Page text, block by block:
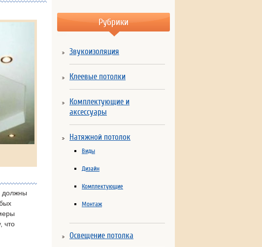
должны
что
Рубрики
Звукоизоляция
Клеевые потолки
Комплектующие и
аксессуары
Натяжной потолок
Виды
Дизайн
Комплектующие
Монтаж
Освещение потолка